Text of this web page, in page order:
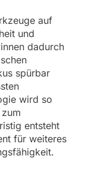
auf
und
dadurch
spürbar
wird so
entsteht
für weiteres